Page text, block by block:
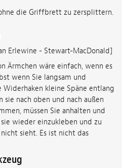
die Griffbrett zu zersplittern.
Erlewine - Stewart-MacDonald]
Ärmchen wäre einfach, wenn es
wenn Sie langsam und
kleine Späne entlang
sie nach oben und nach außen
müssen Sie anhalten und
wieder einzukleben und zu
sieht. Es ist nicht das